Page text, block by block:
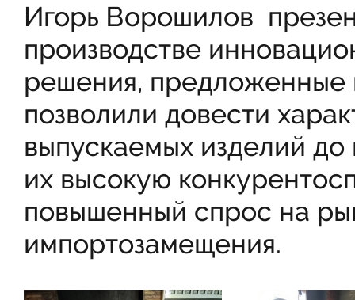
Игорь Ворошилов
производстве
решения, предложенные
позволили довести
выпускаемых изделий
их высокую
повышенный спрос на
импортозамещения.